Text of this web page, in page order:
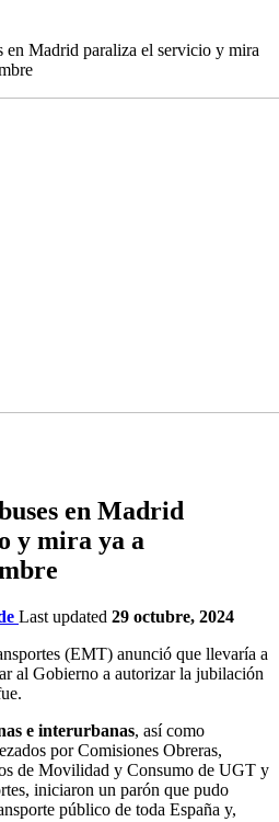
en Madrid paraliza el servicio y mira
en Madrid
y mira ya a
Last updated 29 octubre, 2024
(EMT) anunció que llevaría a
al Gobierno a autorizar la jubilación
e interurbanas, así como
por Comisiones Obreras,
de Movilidad y Consumo de UGT y
iniciaron un parón que pudo
público de toda España y,